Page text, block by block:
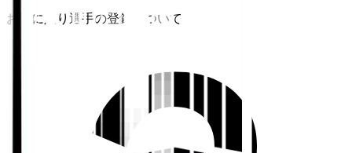
お気に入り選手の登録について